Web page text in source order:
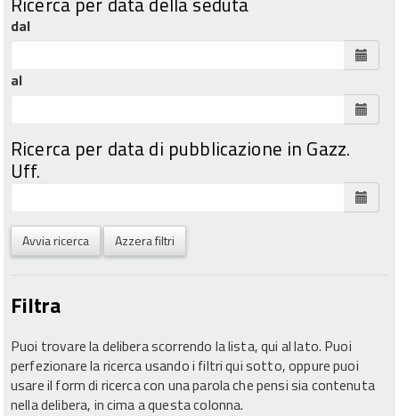
dal
al
Ricerca per data di pubblicazione in Gazz.
Uff.
Avvia ricerca Azzera filtri
Filtra
Puoi trovare la delibera scorrendo la lista, qui al lato. Puoi
perfezionare la ricerca usando i filtri qui sotto, oppure puoi
usare il form di ricerca con una parola che pensi sia contenuta
nella delibera, in cima a questa colonna.